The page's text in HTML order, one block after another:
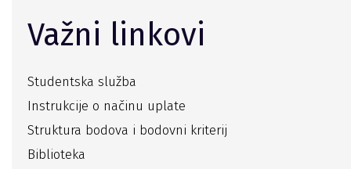
Važni linkovi
Studentska služba
Instrukcije o načinu uplate
Struktura bodova i bodovni kriterij
Biblioteka